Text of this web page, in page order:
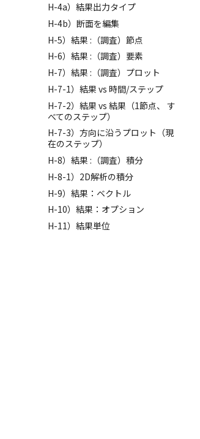
H-4a）結果出力タイプ
H-4b）断面を編集
H-5）結果 :（調査）節点
H-6）結果 :（調査）要素
H-7）結果 :（調査）プロット
H-7-1）結果 vs 時間/ステップ
H-7-2）結果 vs 結果（1節点、 す
べてのステップ）
H-7-3）方向に沿うプロット（現
在のステップ）
H-8）結果 :（調査）積分
H-8-1）2D解析の積分
H-9）結果：ベクトル
H-10）結果：オプション
H-11）結果単位